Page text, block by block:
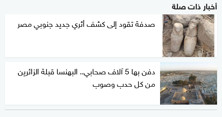
أخبار ذات صلة
صدفة تقود إلى كشف أثري جديد جنوبي مصر
دفن بها 5 آلاف صحابي.. البهنسا قبلة الزائرين
من كل حدب وصوب